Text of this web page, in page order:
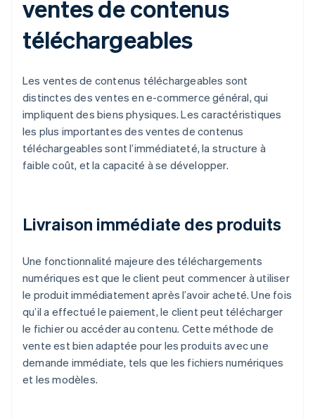
ventes de contenus
téléchargeables
Les ventes de contenus téléchargeables sont
distinctes des ventes en e-commerce général, qui
impliquent des biens physiques. Les caractéristiques
les plus importantes des ventes de contenus
téléchargeables sont l’immédiateté, la structure à
faible coût, et la capacité à se développer.
Livraison immédiate des produits
Une fonctionnalité majeure des téléchargements
numériques est que le client peut commencer à utiliser
le produit immédiatement après l’avoir acheté. Une fois
qu’il a effectué le paiement, le client peut télécharger
le fichier ou accéder au contenu. Cette méthode de
vente est bien adaptée pour les produits avec une
demande immédiate, tels que les fichiers numériques
et les modèles.